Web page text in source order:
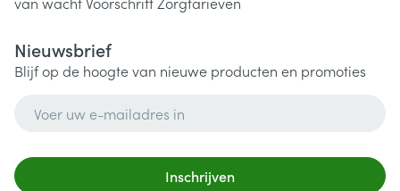
Nieuwsbrief
Blijf op de hoogte van nieuwe producten en promoties
Inschrijven